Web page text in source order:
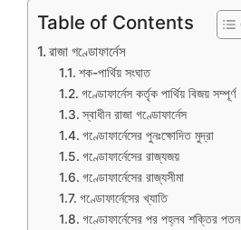
Table of Contents
রাজা গণ্ডোফার্নেস
শক-পার্থিয় সংঘাত
গণ্ডোফার্নেস কর্তৃক পার্থিয় বিজয় সম্পূর্ণ
স্বাধীন রাজা গণ্ডোফার্নেস
গণ্ডোফার্নেসের পুনঃক্ষোদিত মুদ্রা
গণ্ডোফার্নেসের রাজ্যজয়
গণ্ডোফার্নেসের রাজ্যসীমা
গণ্ডোফার্নেসের খ্যাতি
গণ্ডোফার্নেসের পর পহ্লব শক্তির পতন